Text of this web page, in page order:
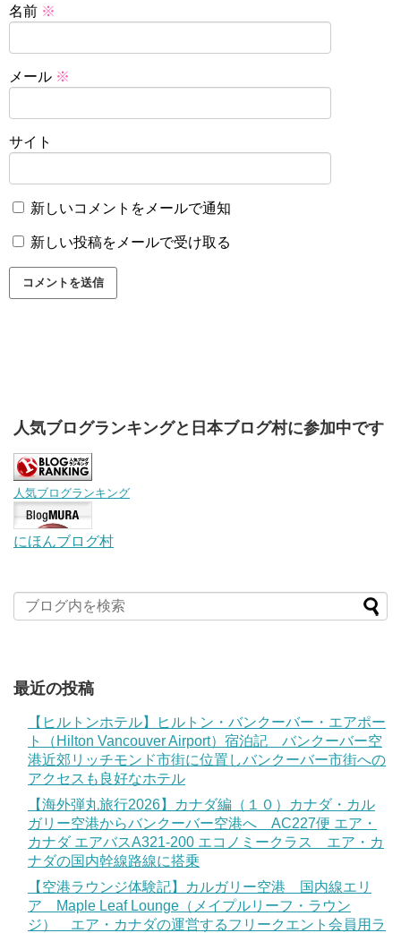
名前 ※
メール ※
サイト
新しいコメントをメールで通知
新しい投稿をメールで受け取る
人気ブログランキングと日本ブログ村に参加中です
人気ブログランキング
にほんブログ村
最近の投稿
【ヒルトンホテル】ヒルトン・バンクーバー・エアポー
ト（Hilton Vancouver Airport）宿泊記 バンクーバー空
港近郊リッチモンド市街に位置しバンクーバー市街への
アクセスも良好なホテル
【海外弾丸旅行2026】カナダ編（１０）カナダ・カル
ガリー空港からバンクーバー空港へ AC227便 エア・
カナダ エアバスA321-200 エコノミークラス エア・カ
ナダの国内幹線路線に搭乗
【空港ラウンジ体験記】カルガリー空港 国内線エリ
ア Maple Leaf Lounge（メイプルリーフ・ラウン
ジ） エア・カナダの運営するフリークエント会員用ラ